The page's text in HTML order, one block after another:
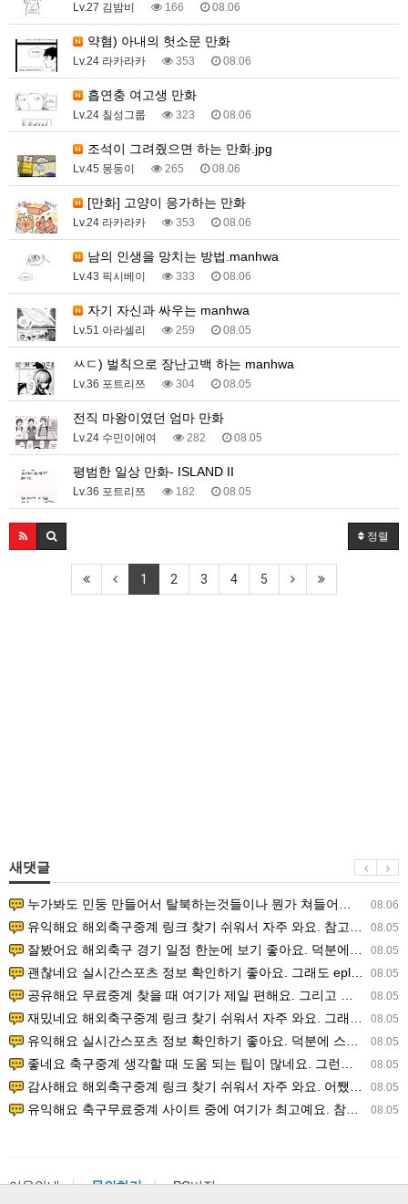
Lv.27 김밤비 166 08.06
약혐) 아내의 헛소문 만화
Lv.24 라카라카 353 08.06
흡연충 여고생 만화
Lv.24 칠성그룹 323 08.06
조석이 그려줬으면 하는 만화.jpg
Lv.45 몽둥이 265 08.06
[만화] 고양이 응가하는 만화
Lv.24 라카라카 353 08.06
남의 인생을 망치는 방법.manhwa
Lv.43 픽시베이 333 08.06
자기 자신과 싸우는 manhwa
Lv.51 아라셀리 259 08.05
ㅆㄷ) 벌칙으로 장난고백 하는 manhwa
Lv.36 포트리쯔 304 08.05
전직 마왕이였던 엄마 만화
Lv.24 수민이에여 282 08.05
평범한 일상 만화- ISLAND II
Lv.36 포트리쯔 182 08.05
정렬
1 2 3 4 5
새댓글
08.06
누가봐도 민둥 만들어서 탈북하는것들이나 뭔가 쳐들어오는 낌새를 미리 알아차리기 위함이지 저걸 전쟁준비라고 하…
08.05
유익해요 해외축구중계 링크 찾기 쉬워서 자주 와요. 참고로 무료스포츠중계 정보 확인할 때 출처 꼭 체크해요.…
08.05
잘봤어요 해외축구 경기 일정 한눈에 보기 좋아요. 덕분에 epl중계 볼 때 공식 중계 채널 먼저 찾아봐요. …
08.05
괜찮네요 실시간스포츠 정보 확인하기 좋아요. 그래도 epl중계 볼 때 공식 중계 채널 먼저 찾아봐요. 북마크…
08.05
공유해요 무료중계 찾을 때 여기가 제일 편해요. 그리고 무료스포츠중계 정보 확인할 때 출처 꼭 체크해요. 앞…
08.05
재밌네요 해외축구중계 링크 찾기 쉬워서 자주 와요. 그래서 해외축구중계도 정식 서비스로 봐야 안전해요. 다음…
08.05
유익해요 실시간스포츠 정보 확인하기 좋아요. 덕분에 스포츠중계는 합법적인 경로로만 시청하려 해요. 좋은 정보…
08.05
좋네요 축구중계 생각할 때 도움 되는 팁이 많네요. 그런데 해외축구중계도 정식 서비스로 봐야 안전해요. 다음…
08.05
감사해요 해외축구중계 링크 찾기 쉬워서 자주 와요. 어쨌든 축구무료중계도 합법적인 곳에서 봐야 마음 편해요.…
08.05
유익해요 축구무료중계 사이트 중에 여기가 최고예요. 참고로 축구무료중계도 합법적인 곳에서 봐야 마음 편해요.…
이용안내 문의하기 PC버전